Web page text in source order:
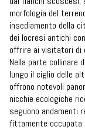
morfologia del
insediamento della
dei locresi antichi
offrire ai visitatori di
Nella parte collinare
lungo il ciglio delle
offrono notevoli
nicchie ecologiche
seguono andamenti
fittamente occupata